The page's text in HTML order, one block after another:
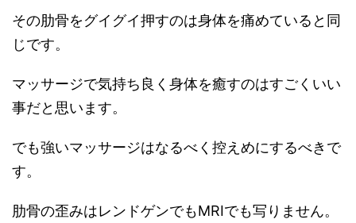
その肋骨をグイグイ押すのは身体を痛めていると同
じです。
マッサージで気持ち良く身体を癒すのはすごくいい
事だと思います。
でも強いマッサージはなるべく控えめにするべきで
す。
肋骨の歪みはレンドゲンでもMRIでも写りません。